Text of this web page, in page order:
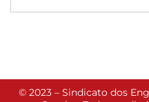
© 2023 – Sindicato dos